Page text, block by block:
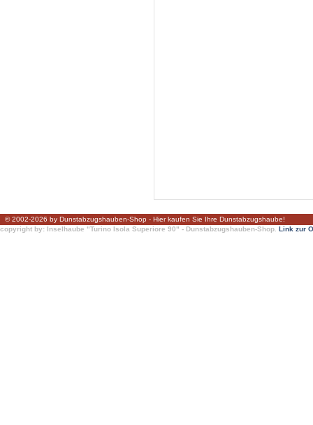
© 2002-2026 by Dunstabzugshauben-Shop - Hier kaufen Sie Ihre Dunstabzugshaube!
copyright by: Inselhaube "Turino Isola Superiore 90" - Dunstabzugshauben-Shop. Link zur